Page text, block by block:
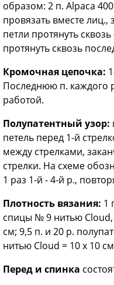
образом: 2 п. Alpaca
провязать вместе
петли протянуть
протянуть сквозь
Кромочная цепочка:
Последнюю п. каждого
работой.
Полупатентный узор:
петель перед 1-й
между стрелками,
стрелки. На схеме
1 раз 1-й - 4-й р.,
Плотность вязания: 1
спицы № 9 нитью Cloud,
см; 9,5 п. и 20 р.
нитью Cloud = 10 х 10
Перед и спинка